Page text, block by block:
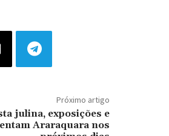
Próximo artigo
julina, exposições e
Araraquara nos